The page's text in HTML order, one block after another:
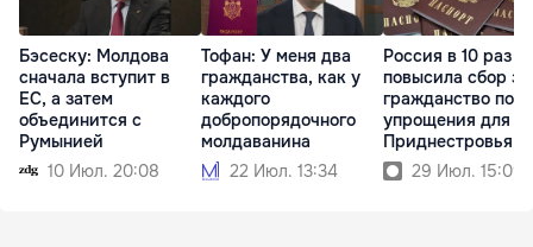
Бэсеску: Молдова
сначала вступит в
ЕС, а затем
объединится с
Румынией
10 Июл. 20:08
Тофан: У меня два
гражданства, как у
каждого
добропорядочного
молдаванина
22 Июл. 13:34
Россия в 10 раз
повысила сбор за
гражданство
упрощения для
Приднестровья
29 Июл. 15:09